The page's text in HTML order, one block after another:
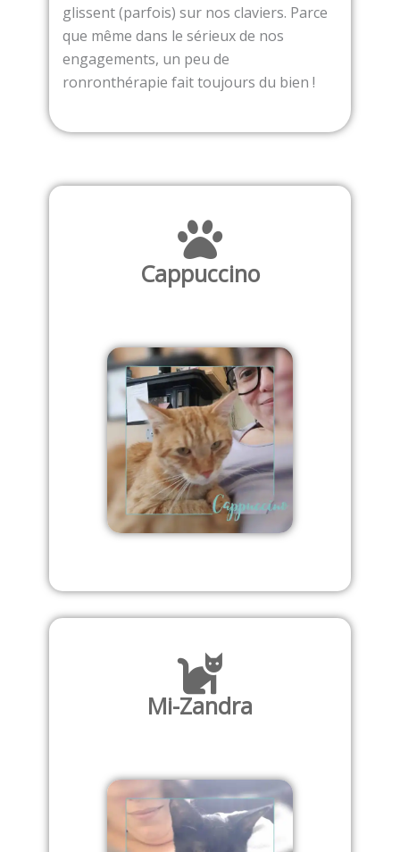
glissent (parfois) sur nos claviers. Parce
que même dans le sérieux de nos
engagements, un peu de
ronronthérapie fait toujours du bien !
Cappuccino
Mi-Zandra